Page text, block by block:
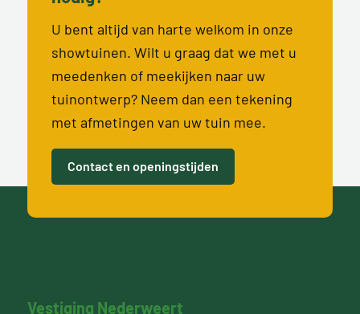
U bent altijd van harte welkom in onze
showtuinen. Wilt u graag dat we met u
meedenken of meekijken naar uw
tuinontwerp? Neem dan een tekening
met afmetingen van uw tuin mee.
Contact en openingstijden
Vestiging Nederweert